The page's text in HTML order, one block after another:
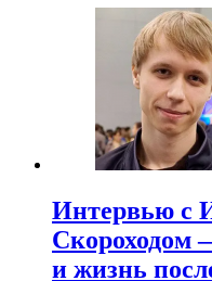
Интервью с
Скороходом
и жизнь